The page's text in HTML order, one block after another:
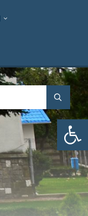
Deschide bara de unelte